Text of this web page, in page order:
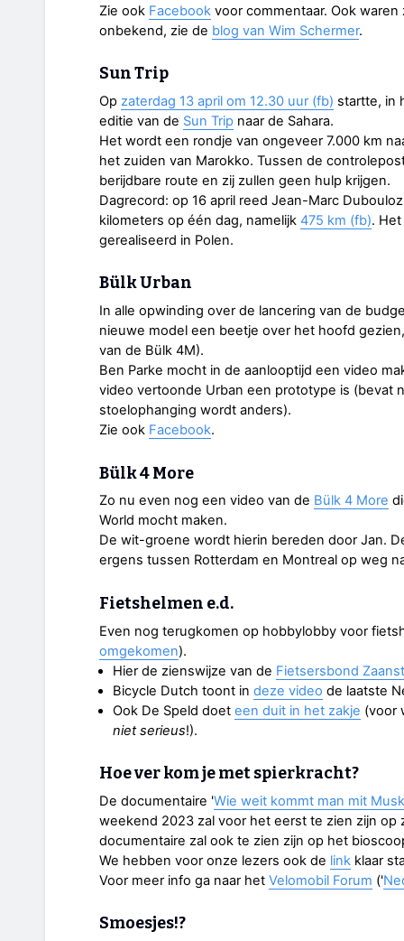
Zie ook Facebook voor commentaar. Ook
onbekend, zie de blog van Wim Schermer.
Sun Trip
Op zaterdag 13 april om 12.30 uur (fb) startte, in
editie van de Sun Trip naar de Sahara.
Het wordt een rondje van ongeveer 7.000 km
het zuiden van Marokko. Tussen de
berijdbare route en zij zullen geen hulp krijgen.
Dagrecord: op 16 april reed Jean-Marc
kilometers op één dag, namelijk 475 km (fb).
gerealiseerd in Polen.
Bülk Urban
In alle opwinding over de lancering van de
nieuwe model een beetje over het hoofd
van de Bülk 4M).
Ben Parke mocht in de aanlooptijd een video
video vertoonde Urban een prototype is (bevat
stoelophanging wordt anders).
Zie ook Facebook.
Bülk 4 More
Zo nu even nog een video van de Bülk 4 More
World mocht maken.
De wit-groene wordt hierin bereden door Jan.
ergens tussen Rotterdam en Montreal op weg
Fietshelmen e.d.
Even nog terugkomen op hobbylobby voor
omgekomen).
Hier de zienswijze van de Fietsersbond
Bicycle Dutch toont in deze video de laatste
Ook De Speld doet een duit in het zakje (voor
niet serieus!).
Hoe ver kom je met spierkracht?
De documentaire 'Wie weit kommt man mit
weekend 2023 zal voor het eerst te zien zijn op
documentaire zal ook te zien zijn op het
We hebben voor onze lezers ook de link klaar
Voor meer info ga naar het Velomobil Forum ('
Smoesjes!?